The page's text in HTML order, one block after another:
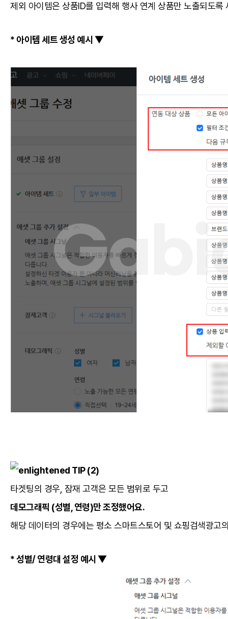
제외 아이템은 상품ID를 입력해 행사 연계 상품만 노출되도록
* 아이템 세트 생성 예시 ▼
TIP (2)
타겟팅의 경우, 잠재 고객은 모든 범위로 두고
데모그래픽 (성별, 연령)만 조정했어요.
해당 데이터의 경우에는 평소 스마트스토어 및 쇼핑검색광고
* 성별/ 연령대 설정 예시 ▼